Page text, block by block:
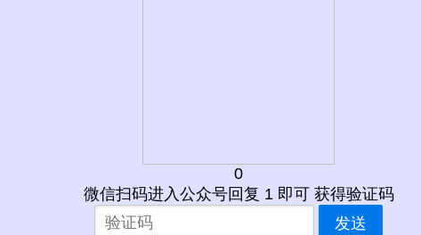
0
微信扫码进入公众号回复 1 即可 获得验证码
发送